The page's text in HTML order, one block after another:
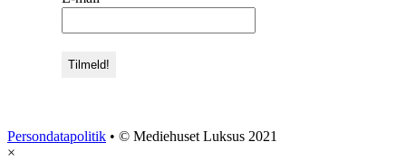
Persondatapolitik • © Mediehuset Luksus 2021
×